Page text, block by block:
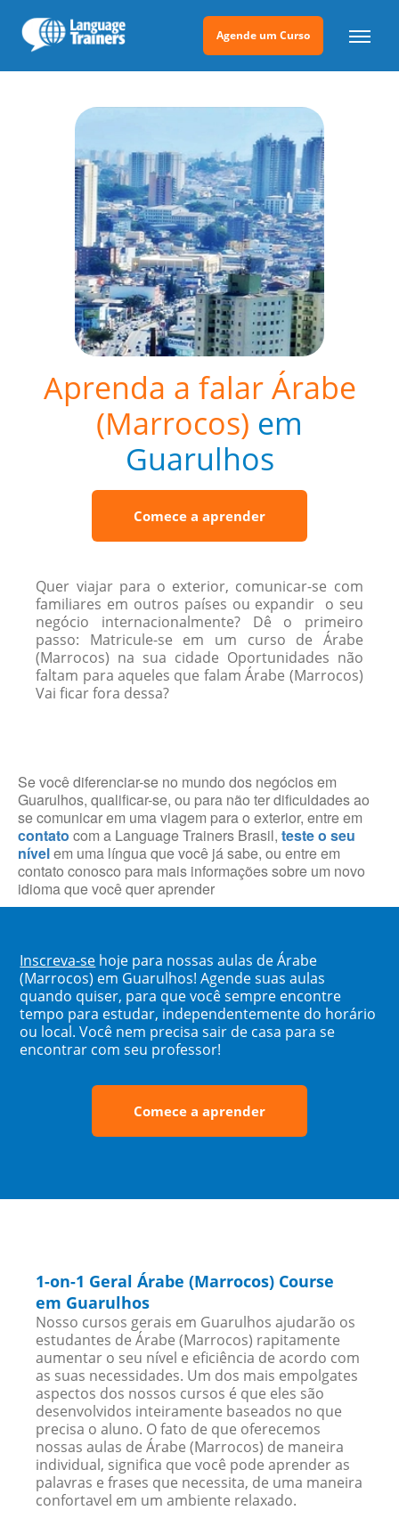
Agende um Curso
Aprenda a falar Árabe
(Marrocos) em
Guarulhos
Comece a aprender
Quer viajar para o exterior, comunicar-se com
familiares em outros países ou expandir o seu
negócio internacionalmente? Dê o primeiro
passo: Matricule-se em um curso de Árabe
(Marrocos) na sua cidade Oportunidades não
faltam para aqueles que falam Árabe (Marrocos)
Vai ficar fora dessa?
Se você diferenciar-se no mundo dos negócios em
Guarulhos, qualificar-se, ou para não ter dificuldades ao
se comunicar em uma viagem para o exterior, entre em
contato com a Language Trainers Brasil, teste o seu
nívelem uma língua que você já sabe, ou entre em
contato conosco para mais informações sobre um novo
idioma que você quer aprender
Inscreva-se hoje para nossas aulas de Árabe
(Marrocos) em Guarulhos! Agende suas aulas
quando quiser, para que você sempre encontre
tempo para estudar, independentemente do horário
ou local. Você nem precisa sair de casa para se
encontrar com seu professor!
Comece a aprender
1-on-1 Geral Árabe (Marrocos) Course
em Guarulhos
Nosso cursos gerais em Guarulhos ajudarão os
estudantes de Árabe (Marrocos) rapitamente
aumentar o seu nível e eficiência de acordo com
as suas necessidades. Um dos mais empolgates
aspectos dos nossos cursos é que eles são
desenvolvidos inteiramente baseados no que
precisa o aluno. O fato de que oferecemos
nossas aulas de Árabe (Marrocos) de maneira
individual, significa que você pode aprender as
palavras e frases que necessita, de uma maneira
confortavel em um ambiente relaxado.